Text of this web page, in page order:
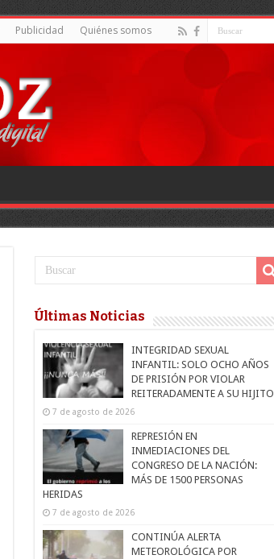
Publicidad Quiénes somos
Últimas Noticias
INTEGRIDAD SEXUAL
INFANTIL: SOLO OCHO AÑOS
DE PRISIÓN POR VIOLAR
REITERADAMENTE A SU HIJITO
7 de agosto de 2026
REPRESIÓN EN
INMEDIACIONES DEL
CONGRESO DE LA NACIÓN:
MÁS DE 1500 PERSONAS
HERIDAS
7 de agosto de 2026
CONTINÚA ALERTA
METEOROLÓGICA POR